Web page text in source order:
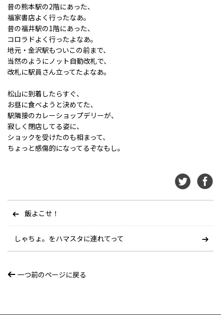
昔の熊本駅の2階にあった、
福家書店よく行ったなあ。
昔の福井駅の1階にあった、
コロラドよく行ったよなあ。
地元・金沢駅もついこの前まで、
当然のようにノット自動改札で、
改札に駅員さん立ってたよなあ。
松山に到着したらすぐ、
お昼に食べようと決めてた、
駅隣接のカレーショップデリーが、
寂しく閉店してる姿に、
ショックを受けたのも相まって、
ちょっと感傷的になってるぞなもし。
飯よこせ！
しゃちょ。をハマスタに連れてって
一つ前のページに戻る